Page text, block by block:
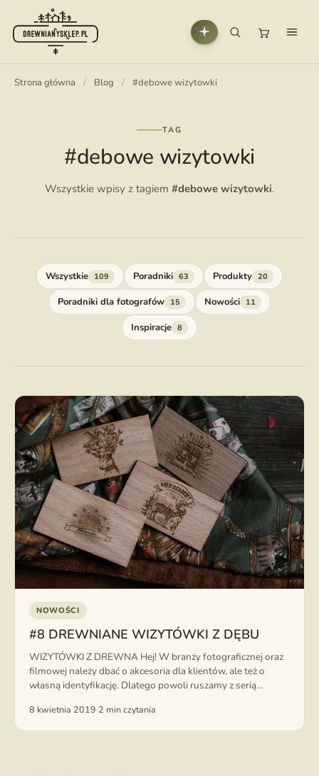
Strona główna / Blog / #debowe wizytowki
TAG
#debowe wizytowki
Wszystkie wpisy z tagiem #debowe wizytowki.
Wszystkie 109 Poradniki 63 Produkty 20
Poradniki dla fotografów 15 Nowości 11
Inspiracje 8
NOWOŚCI
#8 DREWNIANE WIZYTÓWKI Z DĘBU
WIZYTÓWKI Z DREWNA Hej! W branży fotograficznej oraz
filmowej należy dbać o akcesoria dla klientów, ale też o
własną identyfikację. Dlatego powoli ruszamy z serią
8 kwietnia 2019·2 min czytania